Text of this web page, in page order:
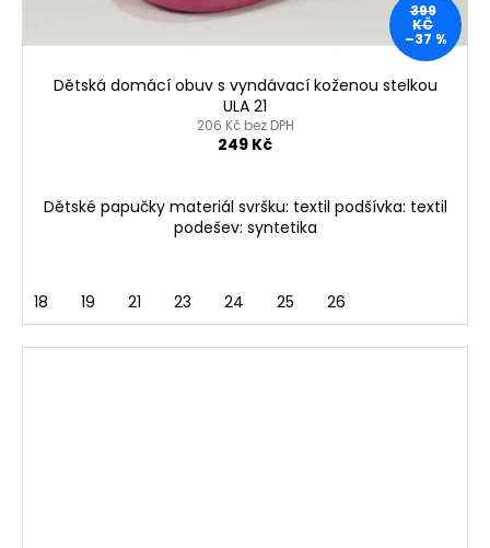
399
KČ
–37 %
Dětská domácí obuv s vyndávací koženou stelkou
ULA 21
206 Kč bez DPH
249 Kč
Dětské papučky materiál svršku: textil podšívka: textil
podešev: syntetika
18 19 21 23 24 25 26